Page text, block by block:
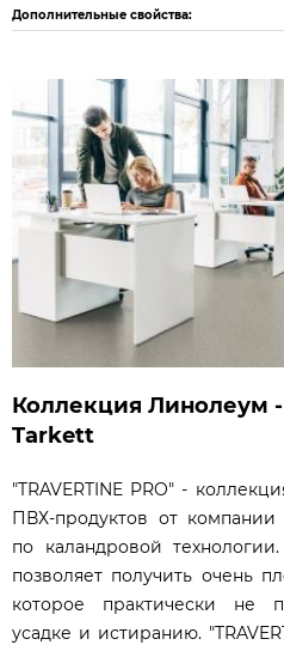
Дополнительные свойства:
Коллекция Линолеум -
Tarkett
"TRAVERTINE PRO" -
ПВХ-продуктов от компании
по каландровой
позволяет получить очень
которое практически не
усадке и истиранию.